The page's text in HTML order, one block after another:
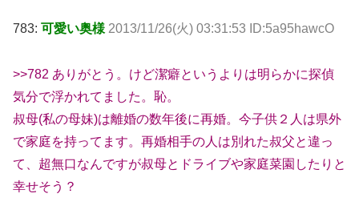
783: 可愛い奥様 2013/11/26(火) 03:31:53 ID:5a95hawcO
>>782 ありがとう。けど潔癖というよりは明らかに探偵
気分で浮かれてました。恥。
叔母(私の母妹)は離婚の数年後に再婚。今子供２人は県外
で家庭を持ってます。再婚相手の人は別れた叔父と違っ
て、超無口なんですが叔母とドライブや家庭菜園したりと
幸せそう？